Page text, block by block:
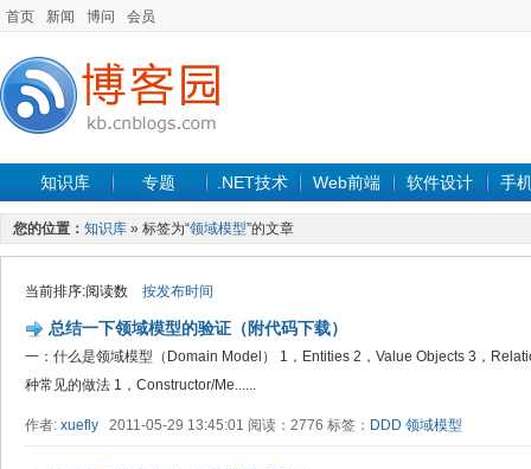
首页 新闻 博问 会员
知识库 专题 .NET技术 Web前端 软件设计 手
您的位置： 知识库 » 标签为“领域模型”的文章
当前排序:阅读数 按发布时间
总结一下领域模型的验证（附代码下载）
一：什么是领域模型（Domain Model） 1，Entities 2，Value Objects 3，
种常见的做法 1，Constructor/Me......
作者: xuefly 2011-05-29 13:45:01 阅读：2776 标签： DDD 领域模型